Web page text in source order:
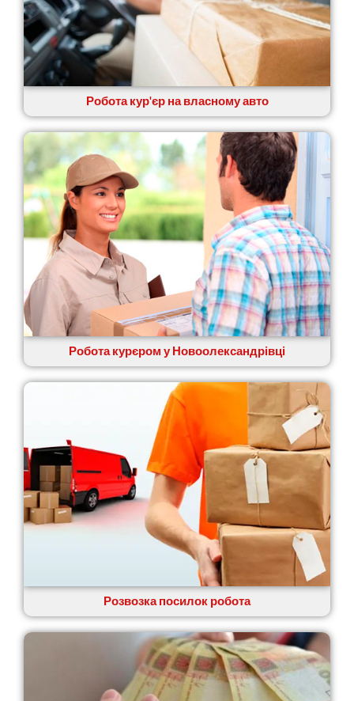
Острог
Павлоград
Переяслав
Первомайськ
Пісочин
Петриків
Петропавлівська Борщагівка
Підгородне
Погреби
Покров
Полтава
Прилуки
Путивль
П’ятихатки
Роздільна
Рені
Решетилівка
Ромни
Рівне
Самбір
Щасливе
Шпола
Синельникове
Славута
Славутич
Слобожанське
Сміла
Софіївська Борщагівка
Солоницівка
Старокостянтинів
Старі Петрівці
Стебник
Робота кур'єр на власному авто
Робота курєром у Новоолександрівці
Розвозка посилок робота